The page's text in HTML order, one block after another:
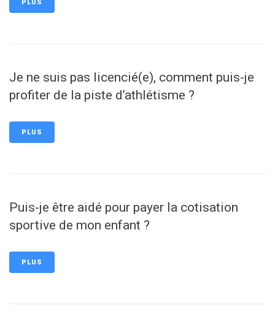
PLUS
Je ne suis pas licencié(e), comment puis-je
profiter de la piste d’athlétisme ?
PLUS
Puis-je être aidé pour payer la cotisation
sportive de mon enfant ?
PLUS